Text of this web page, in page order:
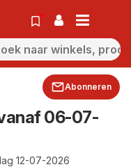
Abonneren
06-07-
12-07-2026